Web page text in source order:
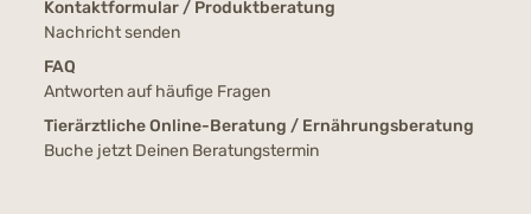
Kontaktformular / Produktberatung
Nachricht senden
FAQ
Antworten auf häufige Fragen
Tierärztliche Online-Beratung / Ernährungsberatung
Buche jetzt Deinen Beratungstermin